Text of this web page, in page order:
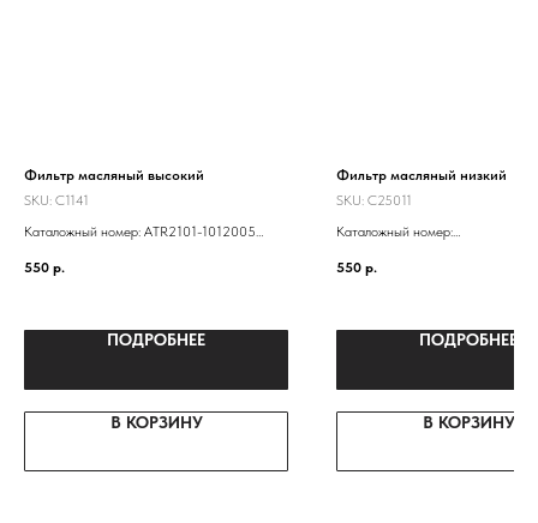
Фильтр масляный высокий
SKU: C1141
Каталожный номер: ATR2101-1012005
21010101200583 NF-1001EURO 2101-
550 р.
ПОДРОБНЕЕ
В КОРЗИНУ
Фильтр масляный низкий
SKU: C25011
Каталожный номер:
21010101200583
550 р.
ПОДРОБНЕЕ
В КОРЗИНУ